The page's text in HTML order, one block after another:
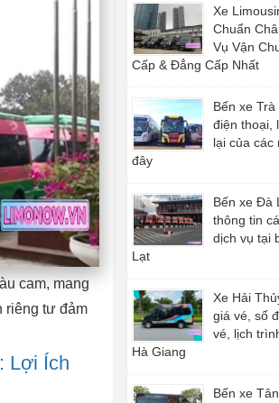
cam, mang
riêng tư đảm
Lợi Ích
Xe
Chuẩn
Vụ Vận
Cấp & Đẳng Cấp Nhất
Bến xe
điện thoại,
lại của các
đây
Bến xe Đà
thông tin
dịch vụ tại
Lạt
Xe Hải
giá vé, số
vé, lịch
Hà Giang
Bến xe